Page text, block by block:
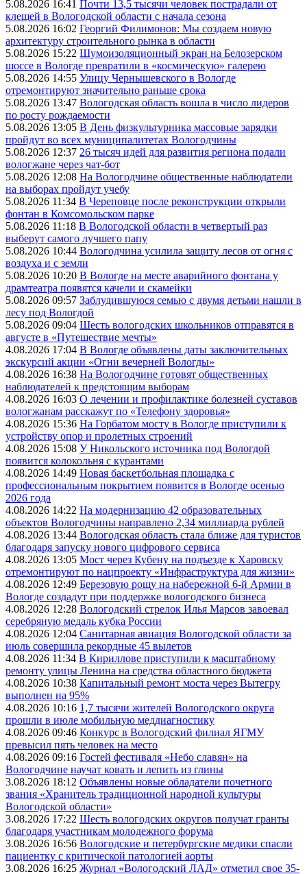
5.08.2026 16:41 Почти 13,5 тысячи человек пострадали от
клещей в Вологодской области с начала сезона
5.08.2026 16:02 Георгий Филимонов: Мы создаем новую
архитектуру строительного рынка в области
5.08.2026 15:22 Шумоизоляционный экран на Белозерском
шоссе в Вологде превратили в «космическую» галерею
5.08.2026 14:55 Улицу Чернышевского в Вологде
отремонтируют значительно раньше срока
5.08.2026 13:47 Вологодская область вошла в число лидеров
по росту рождаемости
5.08.2026 13:05 В День физкультурника массовые зарядки
пройдут во всех муниципалитетах Вологодчины
5.08.2026 12:37 26 тысяч идей для развития региона подали
вологжане через чат-бот
5.08.2026 12:08 На Вологодчине общественные наблюдатели
на выборах пройдут учебу
5.08.2026 11:34 В Череповце после реконструкции открыли
фонтан в Комсомольском парке
5.08.2026 11:18 В Вологодской области в четвертый раз
выберут самого лучшего папу
5.08.2026 10:44 Вологодчина усилила защиту лесов от огня с
воздуха и с земли
5.08.2026 10:20 В Вологде на месте аварийного фонтана у
драмтеатра появятся качели и скамейки
5.08.2026 09:57 Заблудившуюся семью с двумя детьми нашли в
лесу под Вологдой
5.08.2026 09:04 Шесть вологодских школьников отправятся в
августе в «Путешествие мечты»
4.08.2026 17:04 В Вологде объявлены даты заключительных
экскурсий акции «Огни вечерней Вологды»
4.08.2026 16:38 На Вологодчине готовят общественных
наблюдателей к предстоящим выборам
4.08.2026 16:03 О лечении и профилактике болезней суставов
вологжанам расскажут по «Телефону здоровья»
4.08.2026 15:36 На Горбатом мосту в Вологде приступили к
устройству опор и пролетных строений
4.08.2026 15:08 У Никольского источника под Вологдой
появится колокольня с курантами
4.08.2026 14:49 Новая баскетбольная площадка с
профессиональным покрытием появится в Вологде осенью
2026 года
4.08.2026 14:22 На модернизацию 42 образовательных
объектов Вологодчины направлено 2,34 миллиарда рублей
4.08.2026 13:44 Вологодская область стала ближе для туристов
благодаря запуску нового цифрового сервиса
4.08.2026 13:05 Мост через Кубену на подъезде к Харовску
отремонтируют по нацпроекту «Инфраструктура для жизни»
4.08.2026 12:49 Березовую рощу на набережной 6-й Армии в
Вологде создадут при поддержке вологодского бизнеса
4.08.2026 12:28 Вологодский стрелок Илья Марсов завоевал
серебряную медаль кубка России
4.08.2026 12:04 Санитарная авиация Вологодской области за
июль совершила рекордные 45 вылетов
4.08.2026 11:34 В Кириллове приступили к масштабному
ремонту улицы Ленина на средства областного бюджета
4.08.2026 10:38 Капитальный ремонт моста через Вытегру
выполнен на 95%
4.08.2026 10:16 1,7 тысячи жителей Вологодского округа
прошли в июле мобильную меддиагностику
4.08.2026 09:46 Конкурс в Вологодский филиал ЯГМУ
превысил пять человек на место
4.08.2026 09:16 Гостей фестиваля «Небо славян» на
Вологодчине научат ковать и лепить из глины
3.08.2026 18:12 Объявлены новые обладатели почетного
звания «Хранитель традиционной народной культуры
Вологодской области»
3.08.2026 17:22 Шесть вологодских округов получат гранты
благодаря участникам молодежного форума
3.08.2026 16:56 Вологодские и петербургские медики спасли
пациентку с критической патологией аорты
3.08.2026 16:25 Журнал «Вологодский ЛАД» отметил свое 35-